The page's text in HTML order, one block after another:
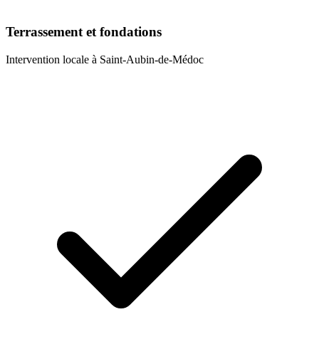
Terrassement et fondations
Intervention locale à Saint-Aubin-de-Médoc